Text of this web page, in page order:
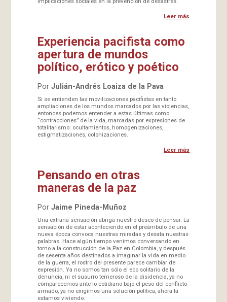
Leer más
Experiencia pacifista como
apertura de mundos
político, erótico y poético
Por Julián-Andrés Loaiza de la Pava
Si se entienden las movilizaciones pacifistas en tanto
ampliaciones de los mundos marcados por las violencias,
entonces podemos entender a estas últimas como
“contracciones” de la vida, marcadas por expresiones de
totalitarismo: ocultamientos, homogenizaciones,
estigmatizaciones, colonizaciones.
Leer más
Pensando en otras
maneras de la paz
Por Jaime Pineda-Muñoz
Una extraña sensación abriga nuestro deseo de pensar. La
sensación de estar aconteciendo en el preámbulo de una
nueva época convoca nuestras miradas y desata nuestras
palabras. Hace algún tiempo venimos conversando en
torno a la construcción de la Paz en Colombia, y después
de sesenta años destinados a imaginar la vida en medio
de la guerra, el rostro del presente parece cambiar de
expresión. Ya no somos tan sólo el eco solitario de la
denuncia, ni el susurro temeroso de la disidencia, ya no
comparecemos ante lo cotidiano bajo el peso del conflicto
armado, ya no exigimos una solución política, ahora la
estamos viviendo.